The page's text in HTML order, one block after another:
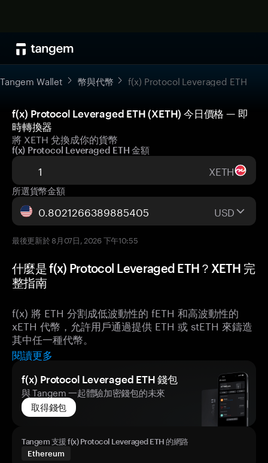
Tangem Wallet 幣與代幣 f(x) Protocol Leveraged ETH
f(x) Protocol Leveraged ETH (XETH) 今日價格 — 即
時轉換器
將 XETH 兌換成你的貨幣
f(x) Protocol Leveraged ETH 金額
XETH
所選貨幣金額
USD
最後更新於 8月07日, 2026 下午10:55
什麼是 f(x) Protocol Leveraged ETH？XETH 完
整指南
f(x) 將 ETH 分割成低波動性的 fETH 和高波動性的
xETH 代幣，允許用戶通過提供 ETH 或 stETH 來鑄造
其中任一種代幣。
閱讀更多
f(x) Protocol Leveraged ETH 錢包
與 Tangem 一起體驗加密錢包的未來
取得錢包
Tangem 支援 f(x) Protocol Leveraged ETH 的網路
Ethereum